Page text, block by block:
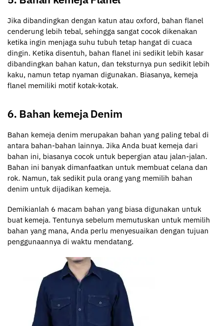
Jika dibandingkan dengan katun atau oxford, bahan flanel
cenderung lebih tebal, sehingga sangat cocok dikenakan
ketika ingin menjaga suhu tubuh tetap hangat di cuaca
dingin. Ketika disentuh, bahan flanel ini sedikit lebih kasar
dibandingkan bahan katun, dan teksturnya pun sedikit lebih
kaku, namun tetap nyaman digunakan. Biasanya, kemeja
flanel memiliki motif kotak-kotak.
6. Bahan kemeja Denim
Bahan kemeja denim merupakan bahan yang paling tebal di
antara bahan-bahan lainnya. Jika Anda buat kemeja dari
bahan ini, biasanya cocok untuk bepergian atau jalan-jalan.
Bahan ini banyak dimanfaatkan untuk membuat celana dan
rok. Namun, tak sedikit pula orang yang memilih bahan
denim untuk dijadikan kemeja.
Demikianlah 6 macam bahan yang biasa digunakan untuk
buat kemeja. Tentunya sebelum memutuskan untuk memilih
bahan yang mana, Anda perlu menyesuaikan dengan tujuan
penggunaannya di waktu mendatang.